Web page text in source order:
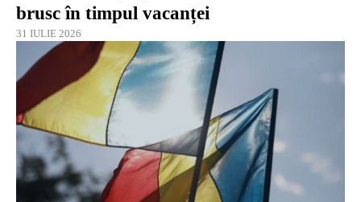
brusc în timpul vacanței
31 IULIE 2026